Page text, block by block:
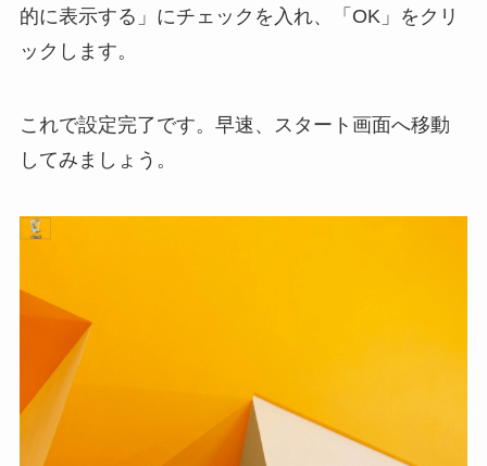
的に表示する」にチェックを入れ、「OK」をクリ
ックします。
これで設定完了です。早速、スタート画面へ移動
してみましょう。